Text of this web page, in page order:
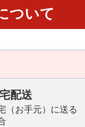
ついて
配送
（お手元）に送る